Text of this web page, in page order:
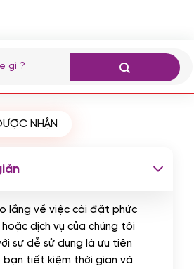
theo yêu cầu
vietcombank,
NHẬN
lắng về việc cài đặt phức
dịch vụ của chúng tôi
sự dễ sử dụng là ưu tiên
bạn tiết kiệm thời gian và